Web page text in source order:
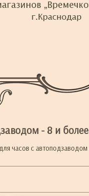
- 8 и более
часов с автоподзаводом